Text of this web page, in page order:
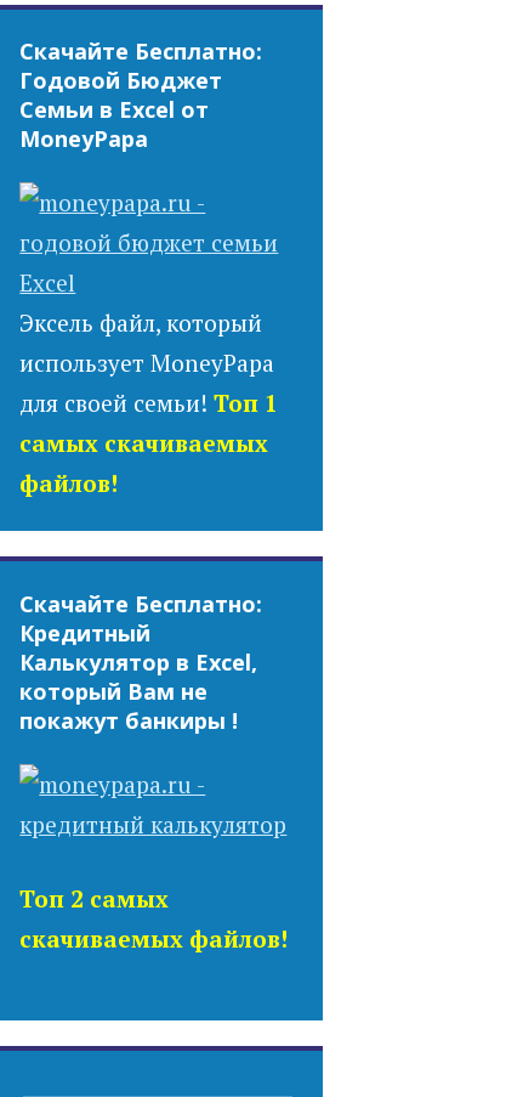
Скачайте Бесплатно:
Годовой Бюджет
Семьи в Excel от
MoneyPapa
Эксель файл, который
использует MoneyPapa
для своей семьи!Топ 1
самых скачиваемых
файлов!
Скачайте Бесплатно:
Кредитный
Калькулятор в Excel,
который Вам не
покажут банкиры !
Топ 2 самых
скачиваемых файлов!